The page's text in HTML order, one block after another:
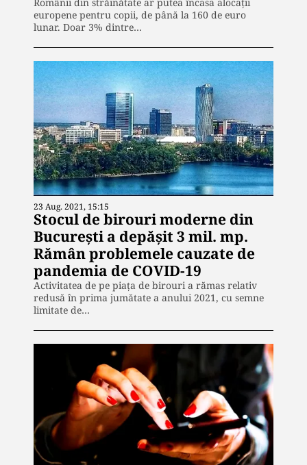
europene pentru copii, de până la 160 de euro
lunar. Doar 3% dintre…
23 Aug. 2021, 15:15
Stocul de birouri moderne din
București a depășit 3 mil. mp.
Rămân problemele cauzate de
pandemia de COVID-19
Activitatea de pe piața de birouri a rămas relativ
redusă în prima jumătate a anului 2021, cu semne
limitate de…